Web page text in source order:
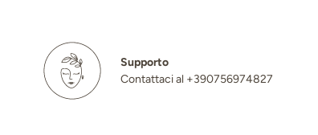
Supporto
Contattaci al +390756974827